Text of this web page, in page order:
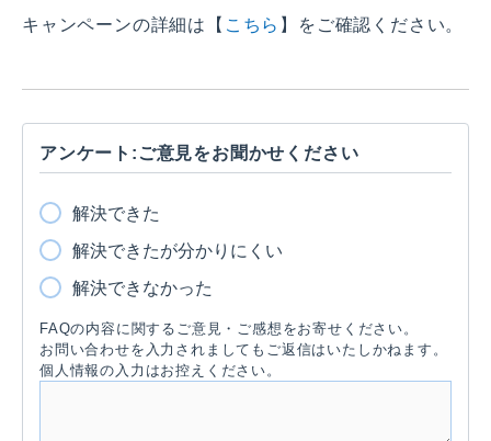
キャンペーンの詳細は【 こちら 】をご確認ください。
アンケート:ご意見をお聞かせください
解決できた
解決できたが分かりにくい
解決できなかった
FAQの内容に関するご意見・ご感想をお寄せください。
お問い合わせを入力されましてもご返信はいたしかねます。
個人情報の入力はお控えください。